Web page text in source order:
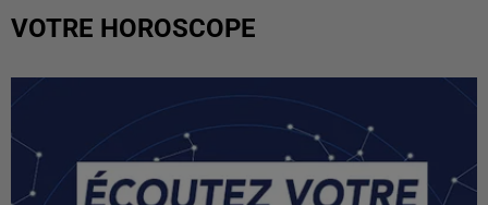
VOTRE HOROSCOPE